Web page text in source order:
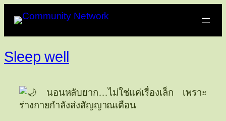
Sleep well
นอนหลับยาก…ไม่ใช่แค่เรื่องเล็ก เพราะ
ร่างกายกำลังส่งสัญญาณเตือน